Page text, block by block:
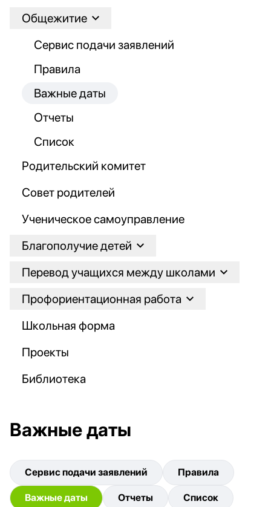
Общежитие
Сервис подачи заявлений
Правила
Важные даты
Отчеты
Список
Родительский комитет
Совет родителей
Ученическое самоуправление
Благополучие детей
Перевод учащихся между школами
Профориентационная работа
Школьная форма
Проекты
Библиотека
Важные даты
Сервис подачи заявлений Правила
Важные даты Отчеты Список